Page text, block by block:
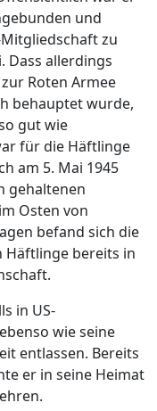
und
zu
Dass allerdings
Roten Armee
behauptet wurde,
gut wie
für die Häftlinge
am 5. Mai 1945
gehaltenen
Osten von
befand sich die
Häftlinge bereits in
in US-
wie seine
entlassen. Bereits
er in seine Heimat